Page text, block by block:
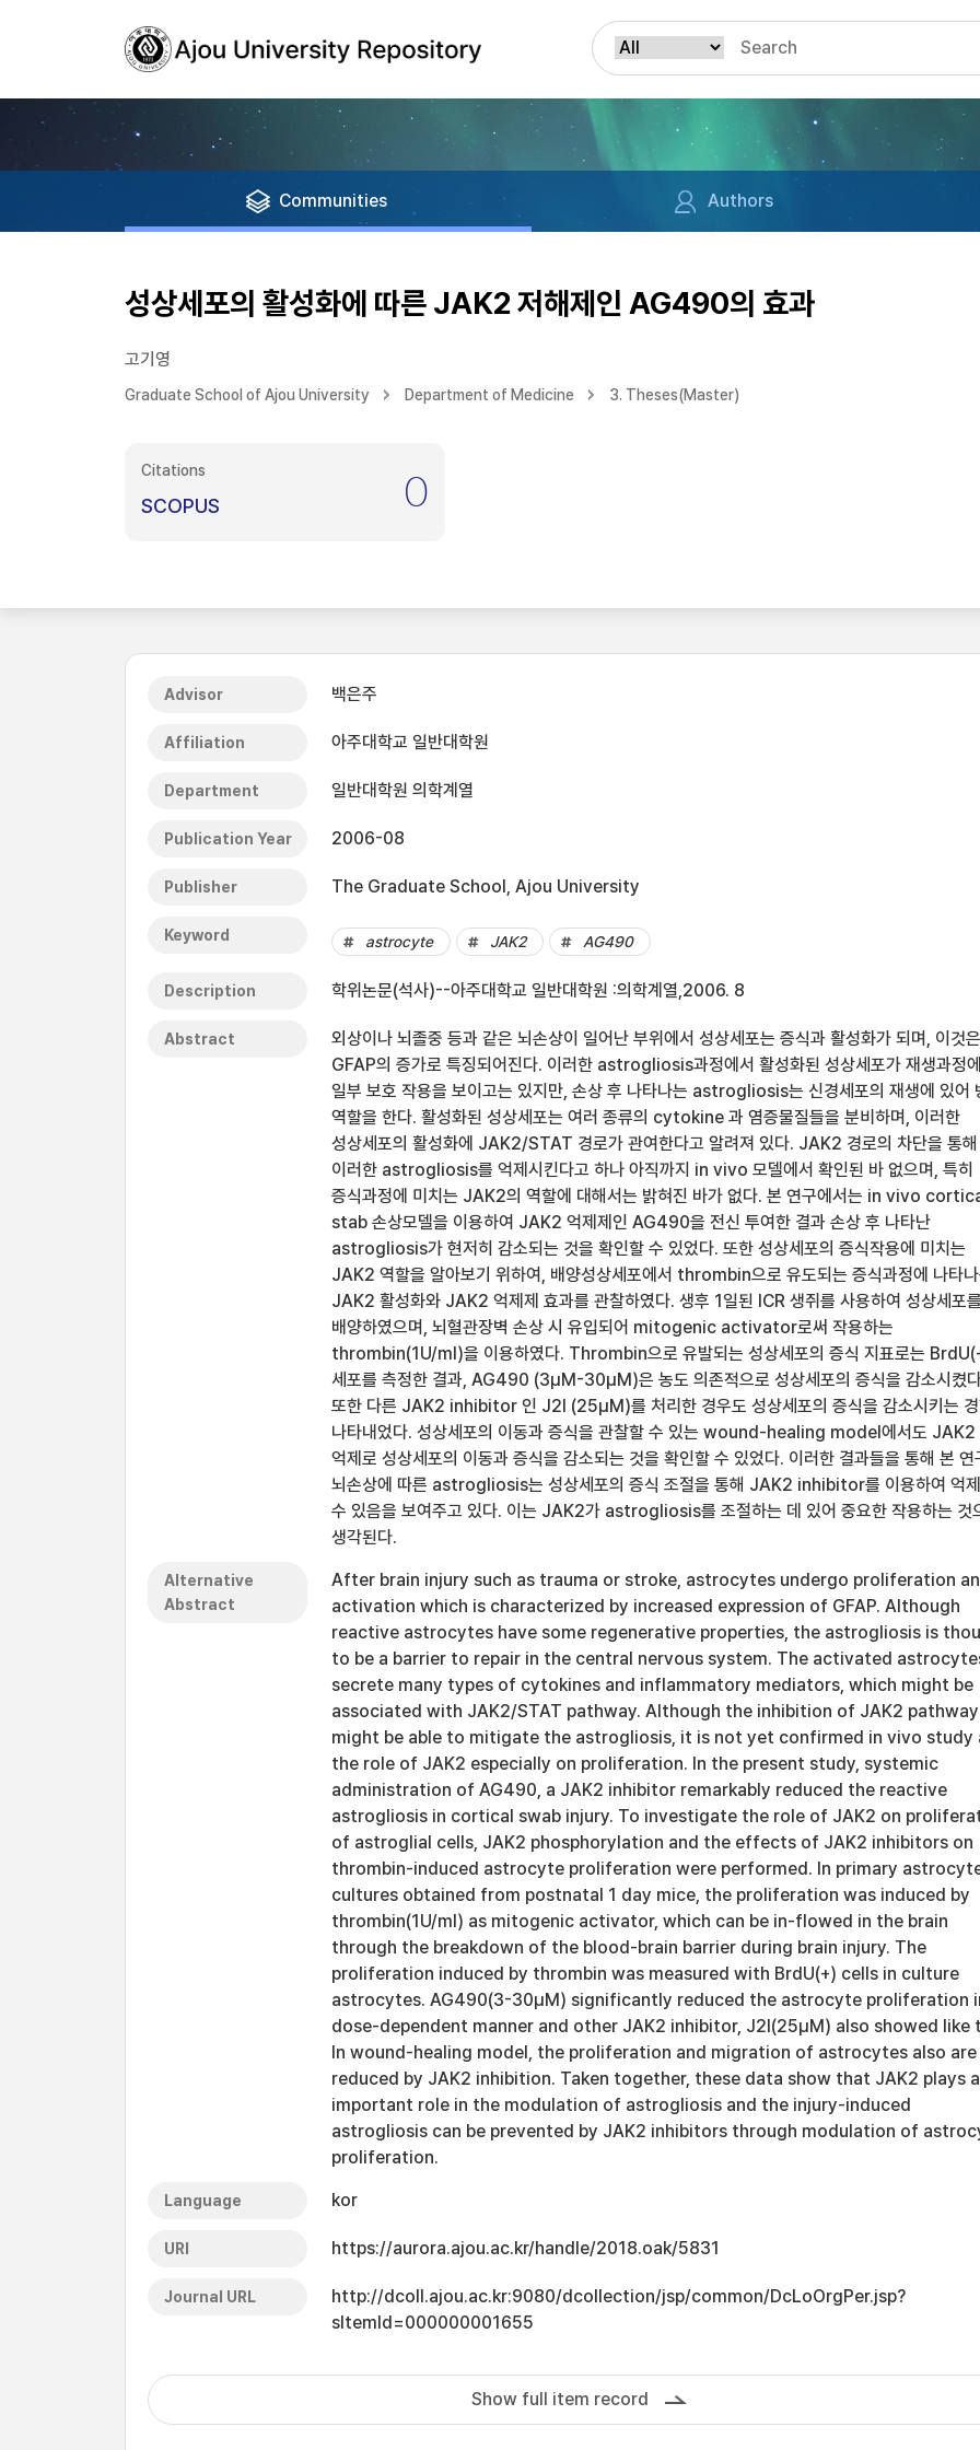
Communities Authors
성상세포의 활성화에 따른 JAK2 저해제인 AG490의 효과
고기영
Graduate School of Ajou University Department of Medicine 3. Theses(Master)
Citations
SCOPUS 0
Advisor 백은주
Affiliation 아주대학교 일반대학원
Department 일반대학원 의학계열
Publication Year 2006-08
Publisher The Graduate School, Ajou University
Keyword astrocyte JAK2 AG490
Description 학위논문(석사)--아주대학교 일반대학원 :의학계열,2006. 8
Abstract
외상이나 뇌졸중 등과 같은 뇌손상이 일어난 부위에서 성상세포는 증식과 활성화가 되며, 이것은
GFAP의 증가로 특징되어진다. 이러한 astrogliosis과정에서 활성화된 성상세포가 재생과정에
일부 보호 작용을 보이고는 있지만, 손상 후 나타나는 astrogliosis는 신경세포의 재생에 있어
역할을 한다. 활성화된 성상세포는 여러 종류의 cytokine 과 염증물질들을 분비하며, 이러한
성상세포의 활성화에 JAK2/STAT 경로가 관여한다고 알려져 있다. JAK2 경로의 차단을 통해
이러한 astrogliosis를 억제시킨다고 하나 아직까지 in vivo 모델에서 확인된 바 없으며, 특히
증식과정에 미치는 JAK2의 역할에 대해서는 밝혀진 바가 없다. 본 연구에서는 in vivo
stab 손상모델을 이용하여 JAK2 억제제인 AG490을 전신 투여한 결과 손상 후 나타난
astrogliosis가 현저히 감소되는 것을 확인할 수 있었다. 또한 성상세포의 증식작용에 미치는
JAK2 역할을 알아보기 위하여, 배양성상세포에서 thrombin으로 유도되는 증식과정에 나타
JAK2 활성화와 JAK2 억제제 효과를 관찰하였다. 생후 1일된 ICR 생쥐를 사용하여 성상세포를
배양하였으며, 뇌혈관장벽 손상 시 유입되어 mitogenic activator로써 작용하는
thrombin(1U/ml)을 이용하였다. Thrombin으로 유발되는 성상세포의 증식 지표로는
세포를 측정한 결과, AG490 (3μM-30μM)은 농도 의존적으로 성상세포의 증식을 감소시켰
또한 다른 JAK2 inhibitor 인 J2I (25μM)를 처리한 경우도 성상세포의 증식을 감소시키는 경
나타내었다. 성상세포의 이동과 증식을 관찰할 수 있는 wound-healing model에서도 JAK2
억제로 성상세포의 이동과 증식을 감소되는 것을 확인할 수 있었다. 이러한 결과들을 통해 본 연
뇌손상에 따른 astrogliosis는 성상세포의 증식 조절을 통해 JAK2 inhibitor를 이용하여 억
수 있음을 보여주고 있다. 이는 JAK2가 astrogliosis를 조절하는 데 있어 중요한 작용하는 것
생각된다.
Alternative
Abstract
After brain injury such as trauma or stroke, astrocytes undergo proliferation
activation which is characterized by increased expression of GFAP. Although
reactive astrocytes have some regenerative properties, the astrogliosis is
to be a barrier to repair in the central nervous system. The activated
secrete many types of cytokines and inflammatory mediators, which might be
associated with JAK2/STAT pathway. Although the inhibition of JAK2 pathway
might be able to mitigate the astrogliosis, it is not yet confirmed in vivo study
the role of JAK2 especially on proliferation. In the present study, systemic
administration of AG490, a JAK2 inhibitor remarkably reduced the reactive
astrogliosis in cortical swab injury. To investigate the role of JAK2 on
of astroglial cells, JAK2 phosphorylation and the effects of JAK2 inhibitors on
thrombin-induced astrocyte proliferation were performed. In primary
cultures obtained from postnatal 1 day mice, the proliferation was induced by
thrombin(1U/ml) as mitogenic activator, which can be in-flowed in the brain
through the breakdown of the blood-brain barrier during brain injury. The
proliferation induced by thrombin was measured with BrdU(+) cells in culture
astrocytes. AG490(3-30μM) significantly reduced the astrocyte proliferation
dose-dependent manner and other JAK2 inhibitor, J2I(25μM) also showed like
In wound-healing model, the proliferation and migration of astrocytes also are
reduced by JAK2 inhibition. Taken together, these data show that JAK2 plays
important role in the modulation of astrogliosis and the injury-induced
astrogliosis can be prevented by JAK2 inhibitors through modulation of
proliferation.
Language kor
URI https://aurora.ajou.ac.kr/handle/2018.oak/5831
Journal URL
http://dcoll.ajou.ac.kr:9080/dcollection/jsp/common/DcLoOrgPer.jsp?
sItemId=000000001655
Show full item record